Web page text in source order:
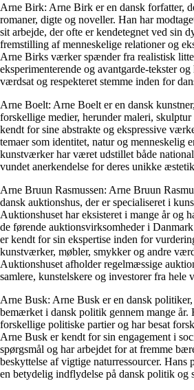
Arne Birk: Arne Birk er en dansk forfatter,
romaner, digte og noveller. Han har
sit arbejde, der ofte er kendetegnet ved sin
fremstilling af menneskelige relationer og
Arne Birks værker spænder fra realistisk
eksperimenterende og avantgarde-tekster
værdsat og respekteret stemme inden for
Arne Boelt: Arne Boelt er en dansk
forskellige medier, herunder maleri,
kendt for sine abstrakte og ekspressive
temaer som identitet, natur og menneskelig
kunstværker har været udstillet både
vundet anerkendelse for deres unikke
Arne Bruun Rasmussen: Arne Bruun
dansk auktionshus, der er specialiseret i
Auktionshuset har eksisteret i mange år og
de førende auktionsvirksomheder i
er kendt for sin ekspertise inden for
kunstværker, møbler, smykker og andre
Auktionshuset afholder regelmæssige
samlere, kunstelskere og investorer fra hele
Arne Busk: Arne Busk er en dansk
bemærket i dansk politik gennem mange år.
forskellige politiske partier og har besat
Arne Busk er kendt for sin engagement i
spørgsmål og har arbejdet for at fremme
beskyttelse af vigtige naturressourcer. Hans
en betydelig indflydelse på dansk politik og